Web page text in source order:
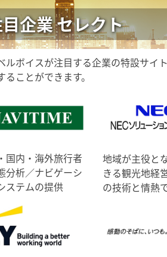
企業 セレクト
ルボイスが注目する企業の特設サイ
ることができます。
国内・海外旅行者
分析／ナビゲーシ
ステムの提供
地域が主役と
きる観光地経
の技術と情熱